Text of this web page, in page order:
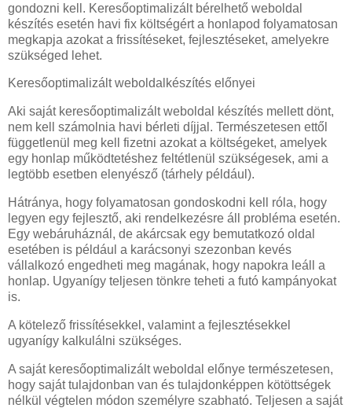
gondozni kell. Keresőoptimalizált bérelhető weboldal
készítés esetén havi fix költségért a honlapod folyamatosan
megkapja azokat a frissítéseket, fejlesztéseket, amelyekre
szükséged lehet.
Keresőoptimalizált weboldalkészítés előnyei
Aki saját keresőoptimalizált weboldal készítés mellett dönt,
nem kell számolnia havi bérleti díjjal. Természetesen ettől
függetlenül meg kell fizetni azokat a költségeket, amelyek
egy honlap működtetéshez feltétlenül szükségesek, ami a
legtöbb esetben elenyésző (tárhely például).
Hátránya, hogy folyamatosan gondoskodni kell róla, hogy
legyen egy fejlesztő, aki rendelkezésre áll probléma esetén.
Egy webáruháznál, de akárcsak egy bemutatkozó oldal
esetében is például a karácsonyi szezonban kevés
vállalkozó engedheti meg magának, hogy napokra leáll a
honlap. Ugyanígy teljesen tönkre teheti a futó kampányokat
is.
A kötelező frissítésekkel, valamint a fejlesztésekkel
ugyanígy kalkulálni szükséges.
A saját keresőoptimalizált weboldal előnye természetesen,
hogy saját tulajdonban van és tulajdonképpen kötöttségek
nélkül végtelen módon személyre szabható. Teljesen a saját